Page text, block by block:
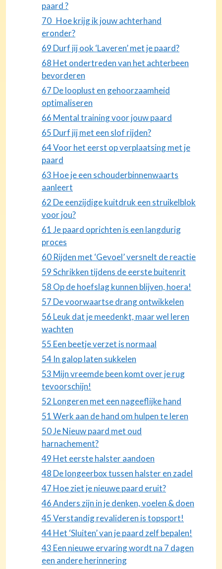
paard ?
70 Hoe krijg ik jouw achterhand
eronder?
69 Durf jij ook ‘Laveren’ met je paard?
68 Het ondertreden van het achterbeen
bevorderen
67 De looplust en gehoorzaamheid
optimaliseren
66 Mental training voor jouw paard
65 Durf jij met een slof rijden?
64 Voor het eerst op verplaatsing met je
paard
63 Hoe je een schouderbinnenwaarts
aanleert
62 De eenzijdige kuitdruk een struikelblok
voor jou?
61 Je paard oprichten is een langdurig
proces
60 Rijden met ‘Gevoel’ versnelt de reactie
59 Schrikken tijdens de eerste buitenrit
58 Op de hoefslag kunnen blijven, hoera!
57 De voorwaartse drang ontwikkelen
56 Leuk dat je meedenkt, maar wel leren
wachten
55 Een beetje verzet is normaal
54 In galop laten sukkelen
53 Mijn vreemde been komt over je rug
tevoorschijn!
52 Longeren met een nageeflijke hand
51 Werk aan de hand om hulpen te leren
50 Je Nieuw paard met oud
harnachement?
49 Het eerste halster aandoen
48 De longeerbox tussen halster en zadel
47 Hoe ziet je nieuwe paard eruit?
46 Anders zijn in je denken, voelen & doen
45 Verstandig revalideren is topsport!
44 Het ‘Sluiten’ van je paard zelf bepalen!
43 Een nieuwe ervaring wordt na 7 dagen
een andere herinnering